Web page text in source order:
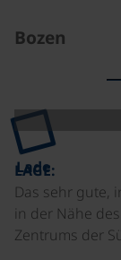
Bozen
Lade
LAGE:
Das sehr gute,
in der Nähe
Zentrums der